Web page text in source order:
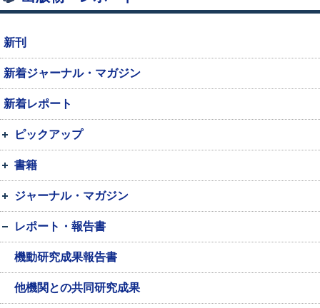
新刊
新着ジャーナル・マガジン
新着レポート
ピックアップ
書籍
ジャーナル・マガジン
レポート・報告書
機動研究成果報告書
他機関との共同研究成果